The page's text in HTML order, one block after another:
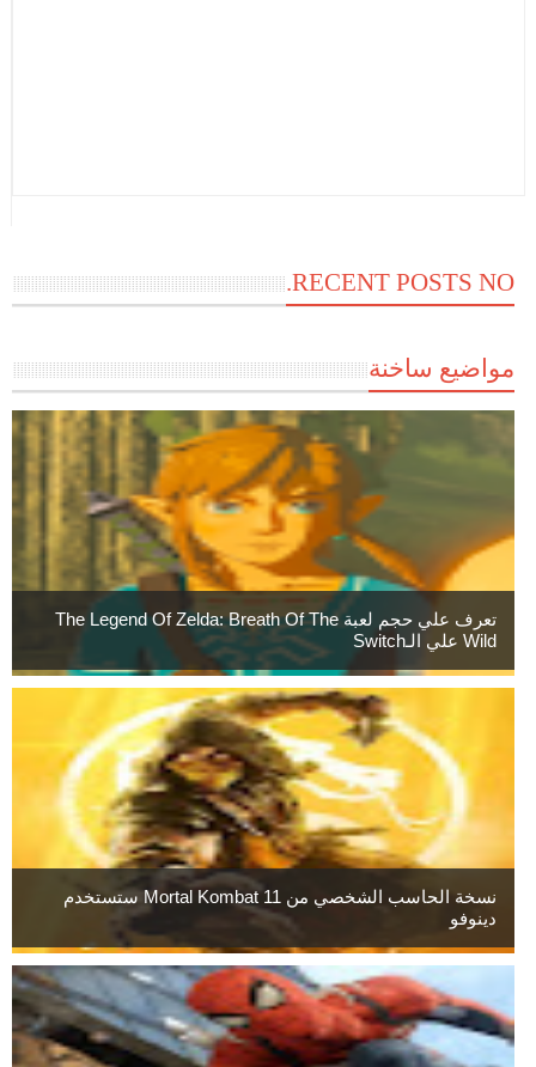
RECENT POSTS NO.
مواضيع ساخنة
تعرف علي حجم لعبة The Legend Of Zelda: Breath Of The
Wild علي الـSwitch
نسخة الحاسب الشخصي من Mortal Kombat 11 ستستخدم
دينوفو